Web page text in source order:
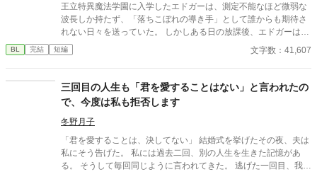
王立特異魔法学園に入学したエドガーは、測定不能なほど微弱な
波長しか持たず、「落ちこぼれの導き手」として誰からも期待さ
れない日々を送っていた。 しかしある日の放課後、エドガーは学
園で最も恐れられる最強の戦闘魔術教官、レオン・ヴァレンタイ
ンの秘密を知ってしまう。 強大すぎる魔力ゆえに、五感が暴走す
底知れぬ静かな波長は、世界で唯一、彼の苦痛を完全に溶かすこ
とができるものだった。 「お前は、俺の専属の導き手になるん
だ」 痛みを癒やしたことで、冷酷なはずの最強教官から底なしの
執着と溺愛を向けられるようになり――！？ 孤独な二人の魂が共
鳴する、極上の救済と溺愛の学園ファンタジー。 ※センチネルバ
ースをベースにした独自設定（特異覚醒者×導き手）です。
BL 完結 短編 文字数：41,607
三回目の人生も「君を愛することはない」と言われたの
で、今度は私も拒否します
冬野月子
「君を愛することは、決してない」 結婚式を挙げたその夜、夫は
私にそう告げた。 私には過去二回、別の人生を生きた記憶があ
る。 そうして毎回同じように言われてきた。 逃げた一回目、我慢